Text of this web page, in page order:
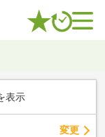
表示
変更